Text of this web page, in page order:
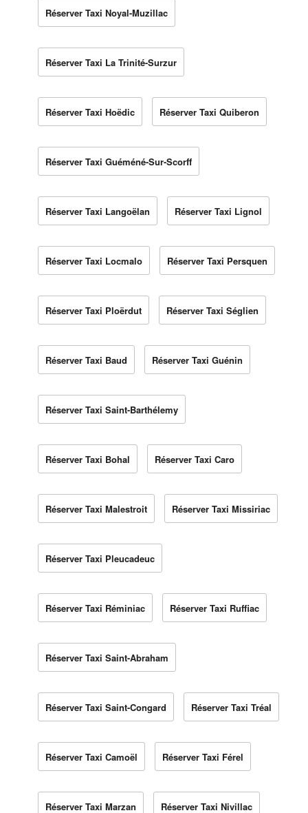
Réserver Taxi Noyal-Muzillac
Réserver Taxi La Trinité-Surzur
Réserver Taxi Hoëdic Réserver Taxi Quiberon
Réserver Taxi Guéméné-Sur-Scorff
Réserver Taxi Langoëlan Réserver Taxi Lignol
Réserver Taxi Locmalo Réserver Taxi Persquen
Réserver Taxi Ploërdut Réserver Taxi Séglien
Réserver Taxi Baud Réserver Taxi Guénin
Réserver Taxi Saint-Barthélemy
Réserver Taxi Bohal Réserver Taxi Caro
Réserver Taxi Malestroit Réserver Taxi Missiriac
Réserver Taxi Pleucadeuc
Réserver Taxi Réminiac Réserver Taxi Ruffiac
Réserver Taxi Saint-Abraham
Réserver Taxi Saint-Congard Réserver Taxi Tréal
Réserver Taxi Camoël Réserver Taxi Férel
Réserver Taxi Marzan Réserver Taxi Nivillac